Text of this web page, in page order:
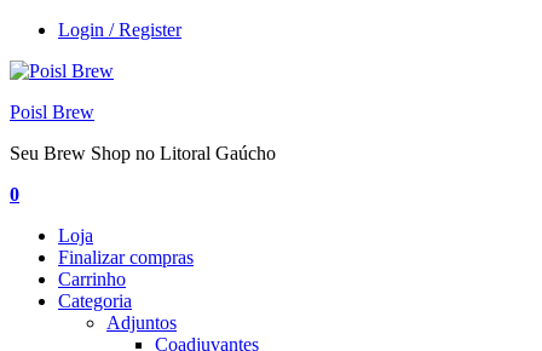
Login / Register
Poisl Brew
Seu Brew Shop no Litoral Gaúcho
0
Loja
Finalizar compras
Carrinho
Categoria
Adjuntos
Coadjuvantes